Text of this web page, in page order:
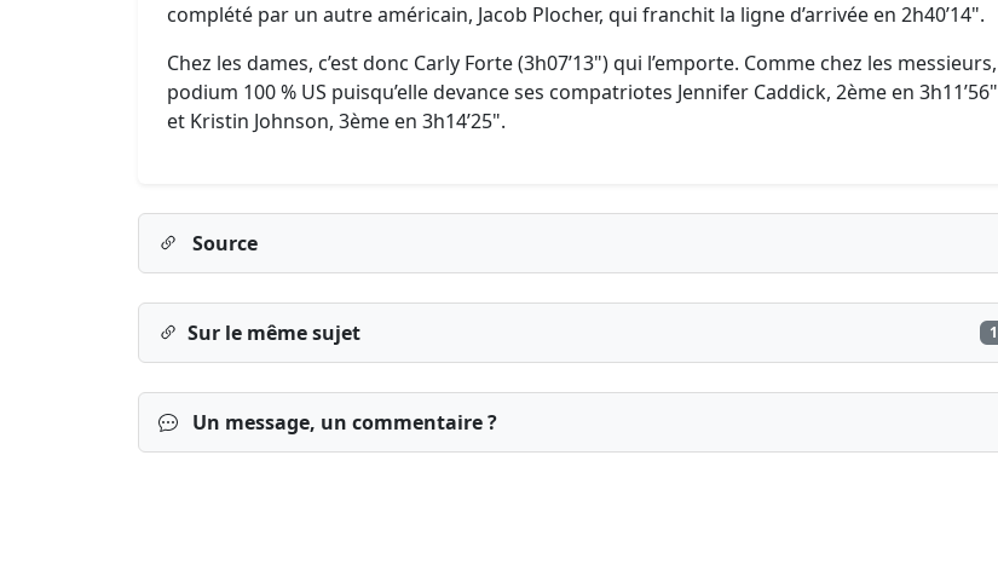
complété par un autre américain, Jacob Plocher, qui franchit la ligne d’arrivée en 2h40’14".
Chez les dames, c’est donc Carly Forte (3h07’13") qui l’emporte. Comme chez les messieurs,
podium 100 % US puisqu’elle devance ses compatriotes Jennifer Caddick, 2ème en 3h11’56"
et Kristin Johnson, 3ème en 3h14’25".
Source
Sur le même sujet 1
Un message, un commentaire ?